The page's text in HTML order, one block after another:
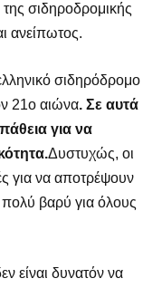
σιδηροδρομικής
ανείπωτος.
σιδηρόδρομο
21ο αιώνα. Σε αυτά
για να
Δυστυχώς, οι
για να αποτρέψουν
πολύ βαρύ για όλους
είναι δυνατόν να